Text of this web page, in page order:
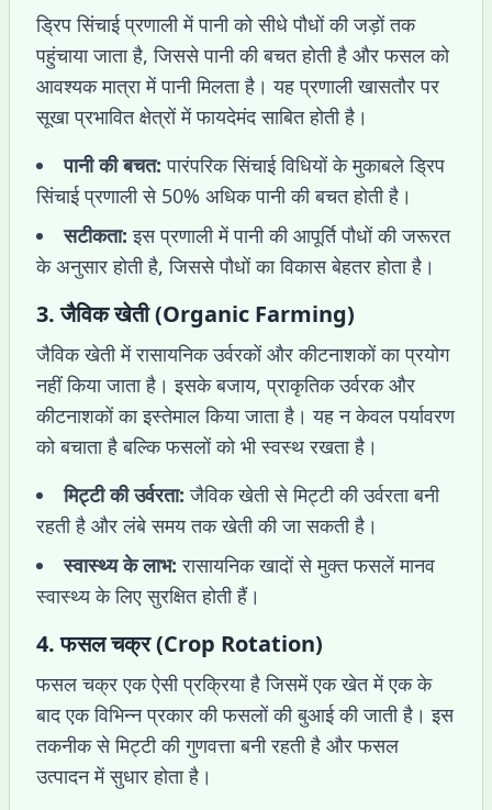
ड्रिप सिंचाई प्रणाली में पानी को सीधे पौधों की जड़ों तक
पहुंचाया जाता है, जिससे पानी की बचत होती है और फसल को
आवश्यक मात्रा में पानी मिलता है। यह प्रणाली खासतौर पर
सूखा प्रभावित क्षेत्रों में फायदेमंद साबित होती है।
पानी की बचत: पारंपरिक सिंचाई विधियों के मुकाबले ड्रिप
सिंचाई प्रणाली से 50% अधिक पानी की बचत होती है।
सटीकता: इस प्रणाली में पानी की आपूर्ति पौधों की जरूरत
के अनुसार होती है, जिससे पौधों का विकास बेहतर होता है।
3.जैविक खेती (Organic Farming)
जैविक खेती में रासायनिक उर्वरकों और कीटनाशकों का प्रयोग
नहीं किया जाता है। इसके बजाय, प्राकृतिक उर्वरक और
कीटनाशकों का इस्तेमाल किया जाता है। यह न केवल पर्यावरण
को बचाता है बल्कि फसलों को भी स्वस्थ रखता है।
मिट्टी की उर्वरता: जैविक खेती से मिट्टी की उर्वरता बनी
रहती है और लंबे समय तक खेती की जा सकती है।
स्वास्थ्य के लाभ: रासायनिक खादों से मुक्त फसलें मानव
स्वास्थ्य के लिए सुरक्षित होती हैं।
4.फसल चक्र (Crop Rotation)
फसल चक्र एक ऐसी प्रक्रिया है जिसमें एक खेत में एक के
बाद एक विभिन्न प्रकार की फसलों की बुआई की जाती है। इस
तकनीक से मिट्टी की गुणवत्ता बनी रहती है और फसल
उत्पादन में सुधार होता है।